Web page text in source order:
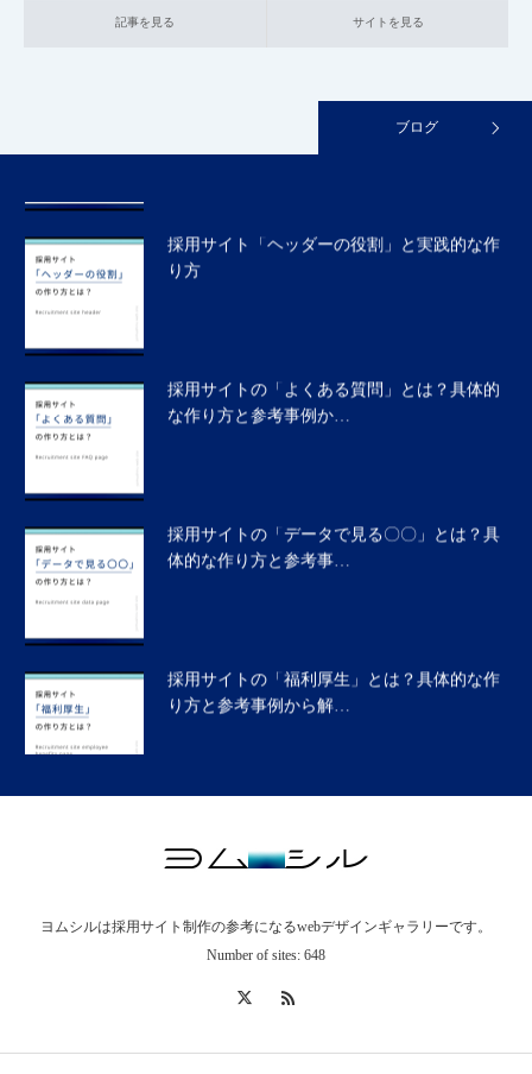
記事を見る サイトを見る
ブログ
り方
な作り方と参考事例か…
体的な作り方と参考事…
り方と参考事例から解…
採用サイトの「社長メッセージ」「採用担当
者からのメッセージ」…
ヨムシルは採用サイト制作の参考になるwebデザインギャラリーです。
Number of sites: 648